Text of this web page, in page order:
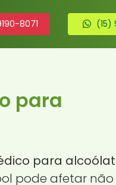
8071 (15)
para
para
pode afetar